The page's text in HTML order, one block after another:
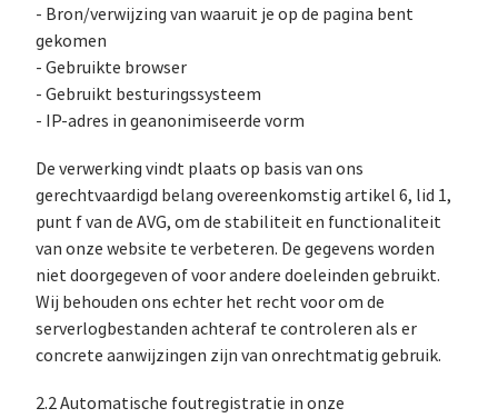
- Bron/verwijzing van waaruit je op de pagina bent
gekomen
- Gebruikte browser
- Gebruikt besturingssysteem
- IP-adres in geanonimiseerde vorm
De verwerking vindt plaats op basis van ons
gerechtvaardigd belang overeenkomstig artikel 6, lid 1,
punt f van de AVG, om de stabiliteit en functionaliteit
van onze website te verbeteren. De gegevens worden
niet doorgegeven of voor andere doeleinden gebruikt.
Wij behouden ons echter het recht voor om de
serverlogbestanden achteraf te controleren als er
concrete aanwijzingen zijn van onrechtmatig gebruik.
2.2 Automatische foutregistratie in onze